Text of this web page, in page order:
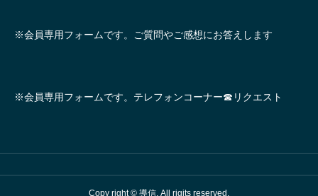
※会員専用フォームです。ご質問やご感想にお答えします
※会員専用フォームです。テレフォンコーナー☎リクエスト
Copy right © 導信. All rigjts reserved.